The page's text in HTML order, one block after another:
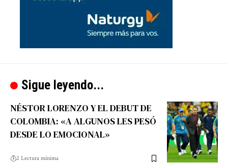
Sigue leyendo...
NÉSTOR LORENZO Y EL DEBUT DE
COLOMBIA: «A ALGUNOS LES PESÓ
DESDE LO EMOCIONAL»
2 Lectura mínima